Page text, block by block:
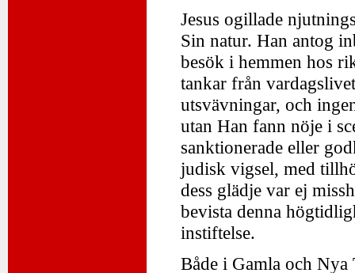
Jesus ogillade
Sin natur. Han antog
besök i hemmen hos
tankar från
utsvävningar, och
utan Han fann nöje i
sanktionerade eller
judisk vigsel, med
dess glädje var ej
bevista denna
instiftelse.
Både i Gamla och Nya